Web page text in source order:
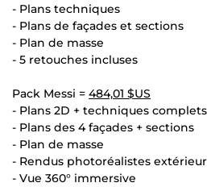
- Plans techniques
- Plans de façades et sections
- Plan de masse
- 5 retouches incluses
Pack Messi = 484,01 $US
- Plans 2D + techniques complets
- Plans des 4 façades + sections
- Plan de masse
- Rendus photoréalistes
- Vue 360° immersive